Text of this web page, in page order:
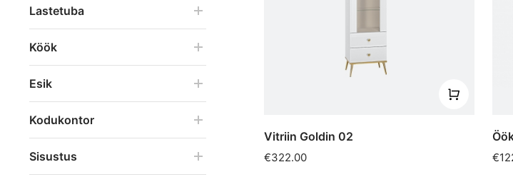
Lastetuba
Köök
Esik
Kodukontor
Sisustus
Vitriin Goldin 02
€322.00